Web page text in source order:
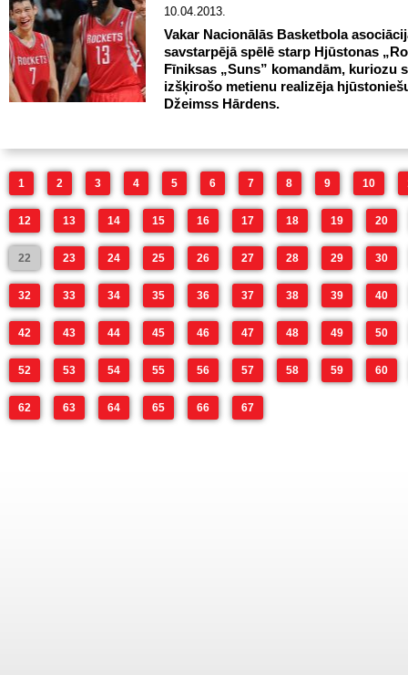
10.04.2013.
Vakar Nacionālās Basketbola
savstarpējā spēlē starp Hjūstonas
Fīniksas „Suns” komandām, kuriozu
izšķirošo metienu realizēja
Džeimss Hārdens.
1 2 3 4 5 6 7 8 9 10
12 13 14 15 16 17 18 19 20
22 23 24 25 26 27 28 29 30
32 33 34 35 36 37 38 39 40
42 43 44 45 46 47 48 49 50
52 53 54 55 56 57 58 59 60
62 63 64 65 66 67